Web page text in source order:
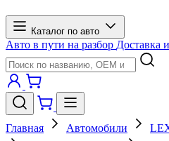
Каталог по авто
Авто в пути на разбор Доставка
Главная Автомобили